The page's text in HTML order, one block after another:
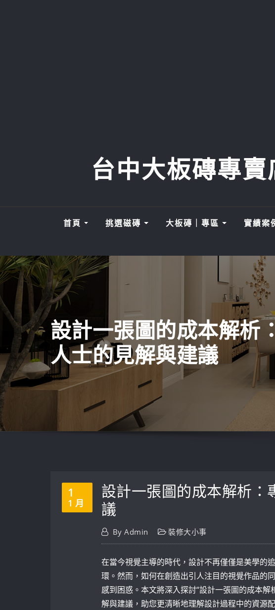
台中大板磚專
首頁 挑選磁磚 大板磚｜專區 實績案
設計一張圖的成本解析
人士的見解與建議
1
1 月
設計一張圖的成本解析：
議
ByAdmin 裝修大小事
在當今視覺主導的時代，設計不再僅僅是美學的
環。然而，如何在創造出引人注目的視覺作品的
感到困惑。本文將深入探討“設計一張圖的成本
解與建議，助您更清晰地理解設計過程中的資源